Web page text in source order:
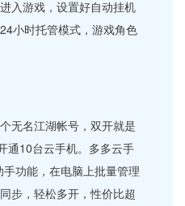
入游戏，设置好自动挂机
小时托管模式，游戏角色
无名江湖帐号，双开就是
通10台云手机。多多云手
功能，在电脑上批量管理
步，轻松多开，性价比超